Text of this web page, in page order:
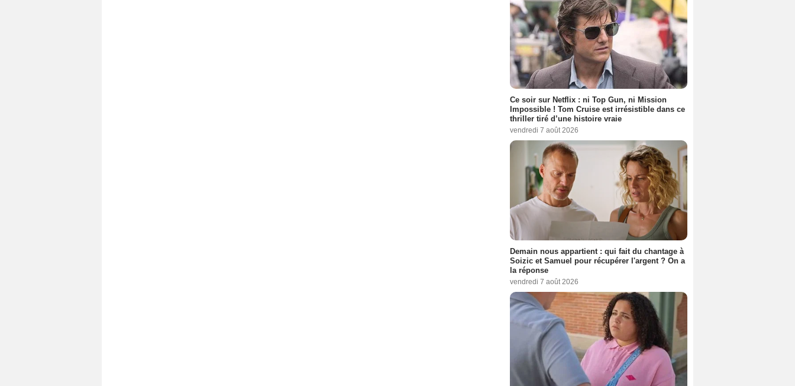
Ce soir sur Netflix : ni Top Gun, ni Mission
Impossible ! Tom Cruise est irrésistible dans ce
thriller tiré d’une histoire vraie
vendredi 7 août 2026
Demain nous appartient : qui fait du chantage à
Soizic et Samuel pour récupérer l'argent ? On a
la réponse
vendredi 7 août 2026